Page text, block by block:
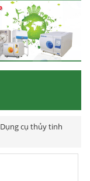
Dụng cụ thủy tinh